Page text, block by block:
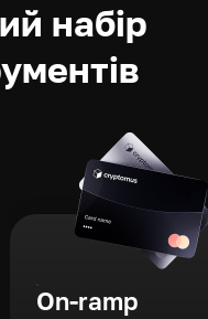
набір
On-ramp